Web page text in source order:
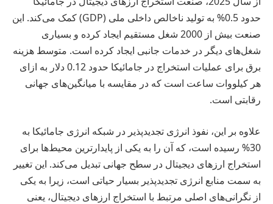
حدود 0.5% به تولید ناخالص داخلی ملی (GDP) کمک می‌کند. این
صنعت بیش از 2000 شغل مستقیم ایجاد کرده و بسیاری
شغل‌های دیگر در خدمات جانبی ایجاد کرده است. متوسط هزینه
برق برای عملیات استخراج در جامائیکا حدود 0.12 دلار به ازای
هر کیلووات ساعت است که در مقایسه با میانگین‌های جهانی
رقابتی است.
علاوه بر این، نفوذ انرژی تجدیدپذیر در شبکه انرژی جامائیکا به
30% رسیده است، که آن را به یکی از پایدارترین محیط‌ها برای
استخراج ارزهای دیجیتال در سطح جهانی تبدیل می‌کند. این تغییر
به سمت منابع انرژی تجدیدپذیر بسیار حیاتی است، زیرا به یکی
از نگرانی‌های اصلی مرتبط با استخراج ارزهای دیجیتال، یعنی